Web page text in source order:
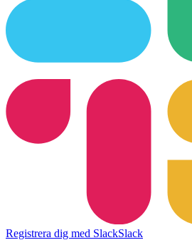
Registrera dig med SlackSlack